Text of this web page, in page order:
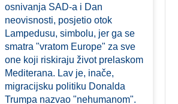
osnivanja SAD-a i Dan
neovisnosti, posjetio otok
Lampedusu, simbolu, jer ga se
smatra "vratom Europe" za sve
one koji riskiraju život prelaskom
Mediterana. Lav je, inače,
migracijsku politiku Donalda
Trumpa nazvao "nehumanom".